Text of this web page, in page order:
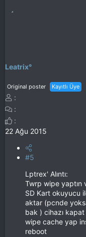
Leatrix°
Original poster Kayıtlı Üye
22 Ağu 2015
#5
Lptrex' Alıntı:
Twrp wipe yaptın
SD Kart okuyucu
aktar (pcnde
bak ) cihazı
wipe cache yap
reboot